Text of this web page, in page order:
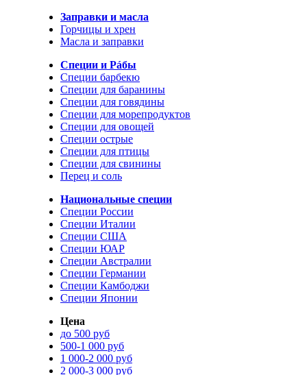
Заправки и масла
Горчицы и хрен
Масла и заправки
Специи и Рáбы
Специи барбекю
Специи для баранины
Специи для говядины
Специи для морепродуктов
Специи для овощей
Специи острые
Специи для птицы
Специи для свинины
Перец и соль
Национальные специи
Специи России
Специи Италии
Специи США
Специи ЮАР
Специи Австралии
Специи Германии
Специи Камбоджи
Специи Японии
Цена
до 500 руб
500-1 000 руб
1 000-2 000 руб
2 000-3 000 руб